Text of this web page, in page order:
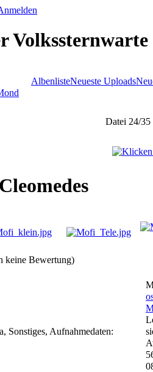
Volkssternwarte
AlbenlisteNeueste Uploads
Datei 24/35
keine Bewertung)
Sonstiges, Aufnahmedaten: